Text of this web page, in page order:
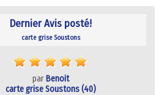
Dernier Avis posté!
carte grise Soustons
par Benoit
carte grise Soustons (40)